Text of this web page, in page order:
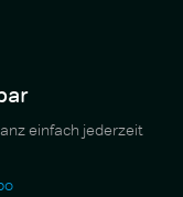
einfach jederzeit